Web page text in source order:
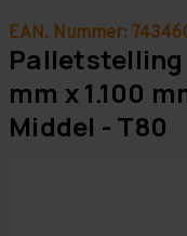
EAN. Nummer:
Palletstelling
mm x 1.100
Middel - T80